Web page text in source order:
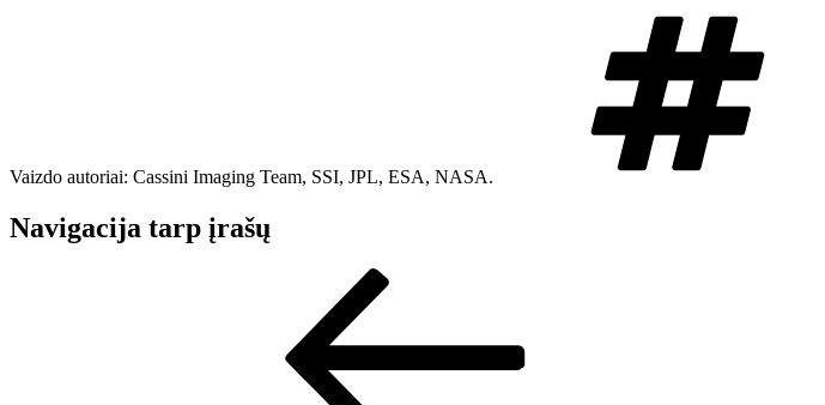
Vaizdo autoriai: Cassini Imaging Team, SSI, JPL, ESA, NASA.
Navigacija tarp įrašų